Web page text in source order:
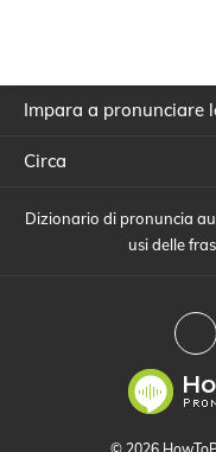
Impara a pronunciare
Circa
Dizionario di pronuncia
usi delle